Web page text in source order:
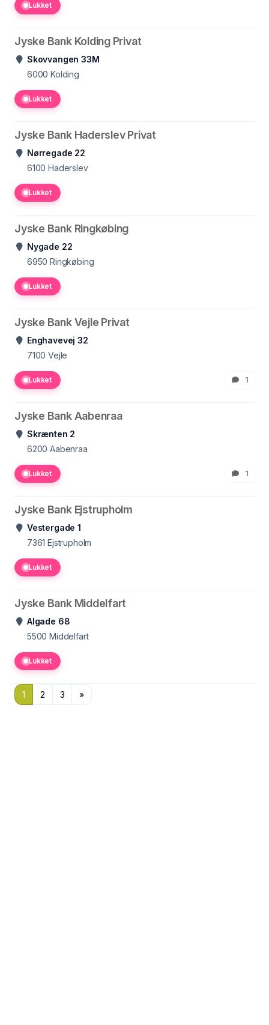
Lukket
Jyske Bank Kolding Privat
Skovvangen 33M
6000 Kolding
Lukket
Jyske Bank Haderslev Privat
Nørregade 22
6100 Haderslev
Lukket
Jyske Bank Ringkøbing
Nygade 22
6950 Ringkøbing
Lukket
Jyske Bank Vejle Privat
Enghavevej 32
7100 Vejle
Lukket 1
Jyske Bank Aabenraa
Skrænten 2
6200 Aabenraa
Lukket 1
Jyske Bank Ejstrupholm
Vestergade 1
7361 Ejstrupholm
Lukket
Jyske Bank Middelfart
Algade 68
5500 Middelfart
Lukket
1 2 3 »